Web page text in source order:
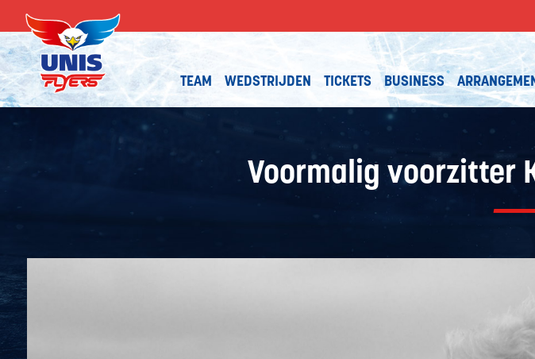
TEAM WEDSTRIJDEN TICKETS BUSINESS
Voormalig voorzitter